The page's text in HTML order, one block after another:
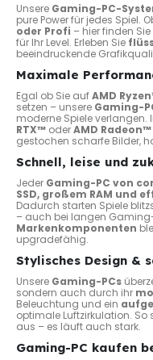
Unsere Gaming-PC-
pure Power für jedes Spiel.
oder Profi – hier finden
für Ihr Level. Erleben Sie
beeindruckende
Maximale
Egal ob Sie aufAMD
setzen – unsere Gaming-
moderne Spiele
RTX™ oderAMD
gestochen scharfe Bilder,
Schnell, leise und
Jeder Gaming-PC von
SSD, großem RAM und
Dadurch starten Spiele
– auch bei langen
Markenkomponenten
upgradefähig.
Stylisches Design &
Unsere Gaming-PCs
sondern auch durch ihr
Beleuchtung und ein
optimale Luftzirkulation.
aus – es läuft auch stark.
Gaming-PC kaufen